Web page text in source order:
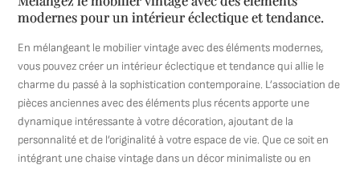
modernes pour un intérieur éclectique et tendance.
En mélangeant le mobilier vintage avec des éléments modernes,
vous pouvez créer un intérieur éclectique et tendance qui allie le
charme du passé à la sophistication contemporaine. L’association de
pièces anciennes avec des éléments plus récents apporte une
dynamique intéressante à votre décoration, ajoutant de la
personnalité et de l’originalité à votre espace de vie. Que ce soit en
intégrant une chaise vintage dans un décor minimaliste ou en